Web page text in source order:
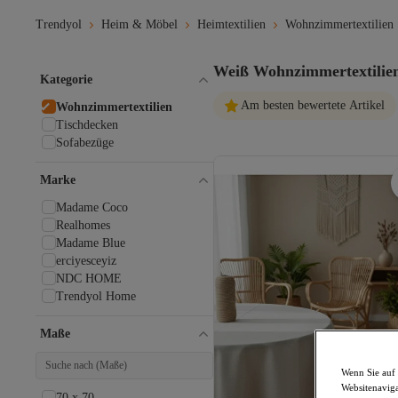
Trendyol Heim & Möbel Heimtextilien Wohnzimmertextilien
Weiß
Am besten bewertete Artikel
Kategorie
Wohnzimmertextilien
Tischdecken
Sofabezüge
Marke
Madame Coco
Realhomes
Madame Blue
erciyesceyiz
NDC HOME
Trendyol Home
Maße
Wenn Sie